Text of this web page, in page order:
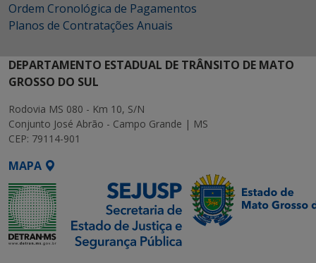
Ordem Cronológica de Pagamentos
Planos de Contratações Anuais
DEPARTAMENTO ESTADUAL DE TRÂNSITO DE MATO
GROSSO DO SUL
Rodovia MS 080 - Km 10, S/N
Conjunto José Abrão - Campo Grande | MS
CEP: 79114-901
MAPA